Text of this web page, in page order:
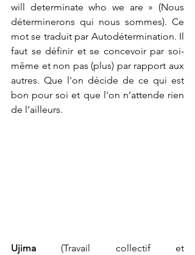
will determinate who we are » (Nous
déterminerons qui nous sommes). Ce
mot se traduit par Autodétermination. Il
faut se définir et se concevoir par soi-
même et non pas (plus) par rapport aux
autres. Que l'on décide de ce qui est
bon pour soi et que l'on n’attende rien
de l’ailleurs.
Ujima (Travail collectif et